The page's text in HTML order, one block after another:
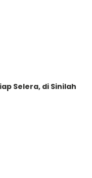
Selera, di Sinilah